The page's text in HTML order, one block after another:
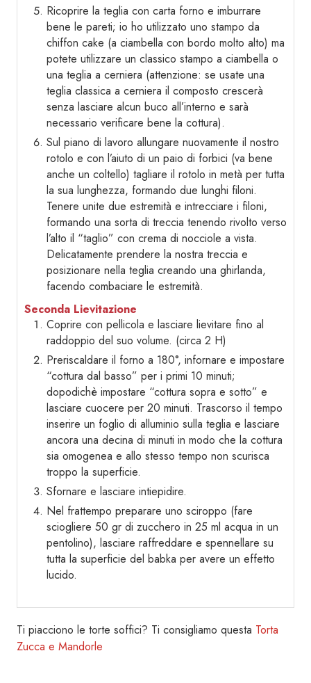
Ricoprire la teglia con carta forno e imburrare
bene le pareti; io ho utilizzato uno stampo da
chiffon cake (a ciambella con bordo molto alto) ma
potete utilizzare un classico stampo a ciambella o
una teglia a cerniera (attenzione: se usate una
teglia classica a cerniera il composto crescerà
senza lasciare alcun buco all’interno e sarà
necessario verificare bene la cottura).
Sul piano di lavoro allungare nuovamente il nostro
rotolo e con l’aiuto di un paio di forbici (va bene
anche un coltello) tagliare il rotolo in metà per tutta
la sua lunghezza, formando due lunghi filoni.
Tenere unite due estremità e intrecciare i filoni,
formando una sorta di treccia tenendo rivolto verso
l’alto il “taglio” con crema di nocciole a vista.
Delicatamente prendere la nostra treccia e
posizionare nella teglia creando una ghirlanda,
facendo combaciare le estremità.
Seconda Lievitazione
Coprire con pellicola e lasciare lievitare fino al
raddoppio del suo volume. (circa 2 H)
Preriscaldare il forno a 180°, infornare e impostare
“cottura dal basso” per i primi 10 minuti;
dopodichè impostare “cottura sopra e sotto” e
lasciare cuocere per 20 minuti. Trascorso il tempo
inserire un foglio di alluminio sulla teglia e lasciare
ancora una decina di minuti in modo che la cottura
sia omogenea e allo stesso tempo non scurisca
troppo la superficie.
Sfornare e lasciare intiepidire.
Nel frattempo preparare uno sciroppo (fare
sciogliere 50 gr di zucchero in 25 ml acqua in un
pentolino), lasciare raffreddare e spennellare su
tutta la superficie del babka per avere un effetto
lucido.
Ti piacciono le torte soffici? Ti consigliamo questa Torta
Zucca e Mandorle